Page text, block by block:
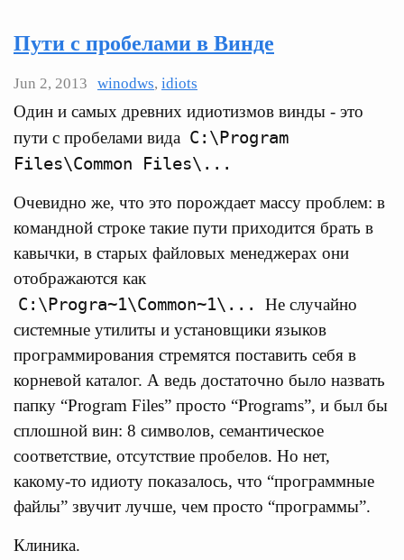
Пути с пробелами в Винде
Jun 2, 2013 winodws, idiots
Один и самых древних идиотизмов винды - это
пути с пробелами вида C:\Program
Files\Common Files\...
Очевидно же, что это порождает массу проблем: в
командной строке такие пути приходится брать в
кавычки, в старых файловых менеджерах они
отображаются как
C:\Progra~1\Common~1\...
Не случайно
системные утилиты и установщики языков
программирования стремятся поставить себя в
корневой каталог. А ведь достаточно было назвать
папку “Program Files” просто “Programs”, и был бы
сплошной вин: 8 символов, семантическое
соответствие, отсутствие пробелов. Но нет,
какому-то идиоту показалось, что “программные
файлы” звучит лучше, чем просто “программы”.
Клиника.